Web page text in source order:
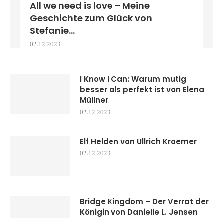
All we need is love – Meine
Geschichte zum Glück von
Stefanie...
02.12.2023
I Know I Can: Warum mutig
besser als perfekt ist von Elena
Müllner
02.12.2023
Elf Helden von Ullrich Kroemer
02.12.2023
Bridge Kingdom – Der Verrat der
Königin von Danielle L. Jensen